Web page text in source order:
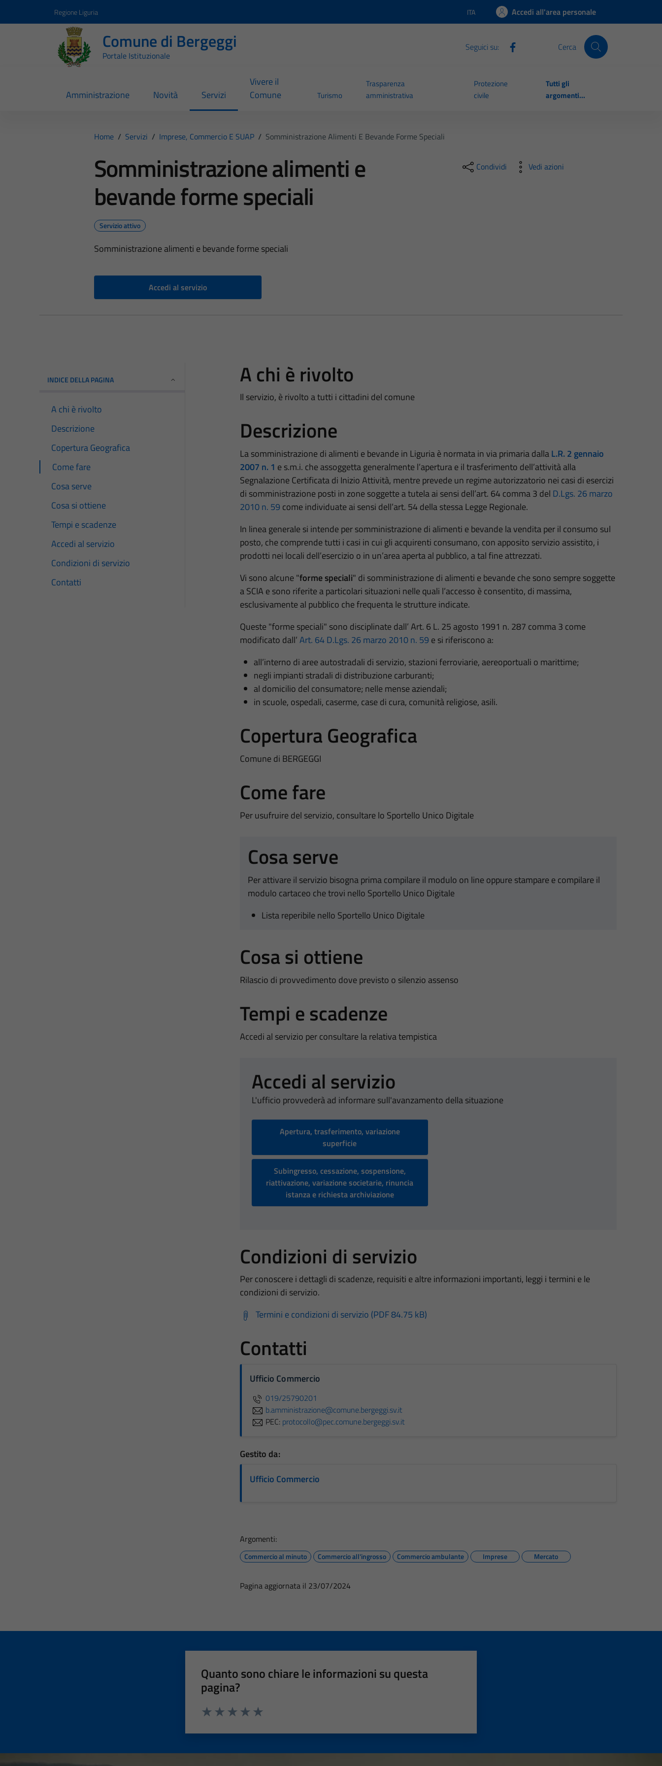
Regione Liguria Lingua attiva:
ITA Accedi all'area personale
Comune di Bergeggi
Portale Istituzionale
Seguici su: Cerca
Amministrazione Novità Servizi
Vivere il
Comune
Turismo
Trasparenza
amministrativa
Protezione
civile
Tutti gli
argomenti...
Home / Servizi / Imprese, Commercio E SUAP / Somministrazione Alimenti E Bevande Forme Speciali
Somministrazione alimenti e
bevande forme speciali
Servizio attivo
Somministrazione alimenti e bevande forme speciali
Accedi al servizio
Condividi Vedi azioni
INDICE DELLA PAGINA
A chi è rivolto
Descrizione
Copertura Geografica
Come fare
Cosa serve
Cosa si ottiene
Tempi e scadenze
Accedi al servizio
Condizioni di servizio
Contatti
A chi è rivolto
Il servizio, è rivolto a tutti i cittadini del comune
Descrizione
La somministrazione di alimenti e bevande in Liguria è normata in via primaria dallaL.R. 2 gennaio
2007 n. 1 e s.m.i. che assoggetta generalmente l’apertura e il trasferimento dell’attività alla
Segnalazione Certificata di Inizio Attività, mentre prevede un regime autorizzatorio nei casi di esercizi
di somministrazione posti in zone soggette a tutela ai sensi dell’art. 64 comma 3 del D.Lgs. 26 marzo
2010 n. 59 come individuate ai sensi dell’art. 54 della stessa Legge Regionale.
In linea generale si intende per somministrazione di alimenti e bevande la vendita per il consumo sul
posto, che comprende tutti i casi in cui gli acquirenti consumano, con apposito servizio assistito, i
prodotti nei locali dell’esercizio o in un’area aperta al pubblico, a tal fine attrezzati.
Vi sono alcune "forme speciali" di somministrazione di alimenti e bevande che sono sempre soggette
a SCIA e sono riferite a particolari situazioni nelle quali l’accesso è consentito, di massima,
esclusivamente al pubblico che frequenta le strutture indicate.
Queste "forme speciali" sono disciplinate dall’ Art. 6 L. 25 agosto 1991 n. 287 comma 3 come
modificato dall’Art. 64 D.Lgs. 26 marzo 2010 n. 59 e si riferiscono a:
all’interno di aree autostradali di servizio, stazioni ferroviarie, aereoportuali o marittime;
negli impianti stradali di distribuzione carburanti;
al domicilio del consumatore; nelle mense aziendali;
in scuole, ospedali, caserme, case di cura, comunità religiose, asili.
Copertura Geografica
Comune di BERGEGGI
Come fare
Per usufruire del servizio, consultare lo Sportello Unico Digitale
Cosa serve
Per attivare il servizio bisogna prima compilare il modulo on line oppure stampare e compilare il
modulo cartaceo che trovi nello Sportello Unico Digitale
Lista reperibile nello Sportello Unico Digitale
Cosa si ottiene
Rilascio di provvedimento dove previsto o silenzio assenso
Tempi e scadenze
Accedi al servizio per consultare la relativa tempistica
Accedi al servizio
L'ufficio provvederà ad informare sull'avanzamento della situazione
Apertura, trasferimento, variazione
superficie
Subingresso, cessazione, sospensione,
riattivazione, variazione societarie, rinuncia
istanza e richiesta archiviazione
Condizioni di servizio
Per conoscere i dettagli di scadenze, requisiti e altre informazioni importanti, leggi i termini e le
condizioni di servizio.
Termini e condizioni di servizio (PDF 84.75 kB)
Contatti
Ufficio Commercio
019/25790201
b.amministrazione@comune.bergeggi.sv.it
PEC: protocollo@pec.comune.bergeggi.sv.it
Gestito da:
Ufficio Commercio
Argomenti:
Commercio al minuto Commercio all'ingrosso Commercio ambulante Imprese Mercato
Pagina aggiornata il 23/07/2024
Quanto sono chiare le informazioni su questa
pagina?